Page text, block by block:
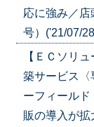
応に強み／店
号）('21/07/
【ＥＣソリ
築サービス
ーフィール
販の導入が